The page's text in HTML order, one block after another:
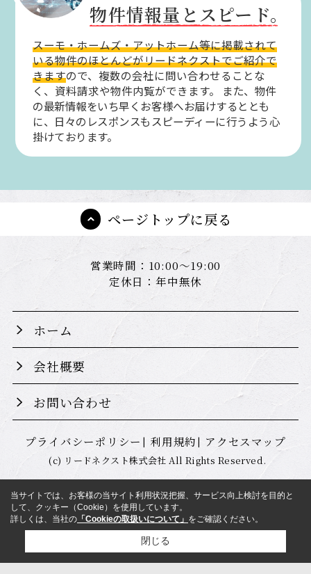
物件情報量とスピード。
スーモ・ホームズ・アットホーム等に掲載されて
いる物件のほとんどがリードネクストでご紹介で
きますので、複数の会社に問い合わせることな
く、資料請求や物件内覧ができます。
また、物件
の最新情報をいち早くお客様へお届けするととも
に、日々のレスポンスもスピーディーに行うよう心
掛けております。
ページトップに戻る
営業時間：10:00～19:00
定休日：年中無休
ホーム
会社概要
お問い合わせ
プライバシーポリシー 利用規約 アクセスマップ
(c) リードネクスト株式会社 All Rights Reserved.
当サイトでは、お客様の当サイト利用状況把握、サービス向上検討を目的と
して、クッキー（Cookie）を使用しています。
詳しくは、当社の 「Cookieの取扱いについて」 をご確認ください。
閉じる